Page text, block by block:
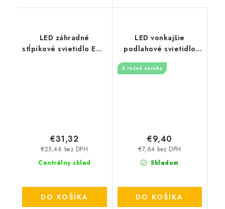
LED záhradné
stĺpikové svietidlo E27,
Centrálny sklad
€25,46 bez DPH
€31,32
DO KOŠÍKA
LED vonkajšie
podlahové svietidlo
2800K - LFL112S
3 ročná záruka
Skladom
€7,64 bez DPH
€9,40
DO KOŠÍKA